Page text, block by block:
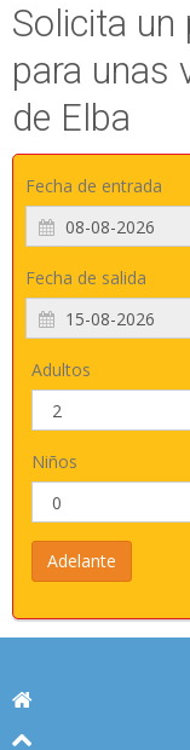
Solicita
para unas
de Elba
Fecha de entrada
Fecha de salida
Adultos
Niños